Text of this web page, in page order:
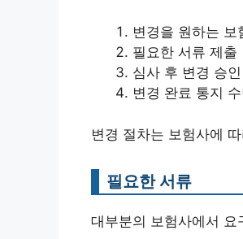
변경을 원하는 보
필요한 서류 제출
심사 후 변경 승인
변경 완료 통지 수
변경 절차는 보험사에
필요한 서류
대부분의 보험사에서